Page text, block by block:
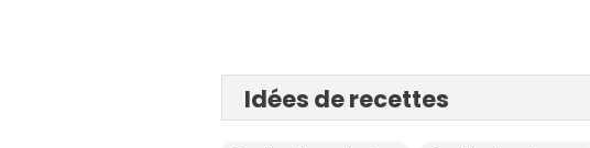
Idées de recettes